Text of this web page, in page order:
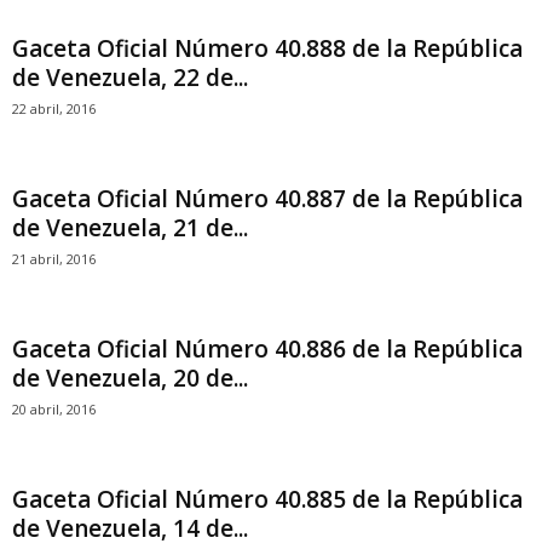
Gaceta Oficial Número 40.888 de la República
de Venezuela, 22 de...
22 abril, 2016
Gaceta Oficial Número 40.887 de la República
de Venezuela, 21 de...
21 abril, 2016
Gaceta Oficial Número 40.886 de la República
de Venezuela, 20 de...
20 abril, 2016
Gaceta Oficial Número 40.885 de la República
de Venezuela, 14 de...